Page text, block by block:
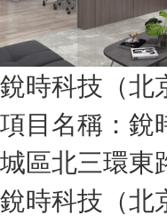
銳時科技（北
項目名稱：銳
城區北三環東
銳時科技（北